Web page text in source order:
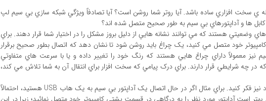
سخت افزاري ساده باشد. آيا روتر شما روشن است؟ آيا تصادفاً ويژگي شبکه سازي بي سيم لپ
کابل ها و آداپتورهاي بي سيم به طور صحيح متصل شده اند؟
وضعيتي هستند که مي توانند نشانه هايي از دليل بروز مشکل را در اختيار شما قرار دهند. براي
خود متصل مي کنيد، يک چراغ بايد روشن شود تا نشان دهد که اتصال بطور صحيح برقرار
نيز معمولاً داراي چراغ هايي هستند که رنگ خود را تغيير داده و يا با سرعت هاي متفاوتي
چه شرايطي قرار دارند. براي درک پيامي که سخت افزار براي انتقال آن به شما تلاش مي کند،
به محل اتصال سخت افزار شبکه ي خود نيز فکر کنيد. براي مثال اگر در حال اتصال يک آداپتور بي سيم به يک هاب USB هستيد، احتمالاً